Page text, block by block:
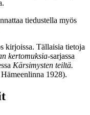
tiedustella myös
kirjoissa. Tällaisia tietoja
kertomuksia-sarjassa
Kärsimysten teiltä.
1928).